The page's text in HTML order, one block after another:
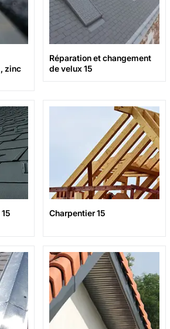
zinc
Réparation et changement
de velux 15
Charpentier 15